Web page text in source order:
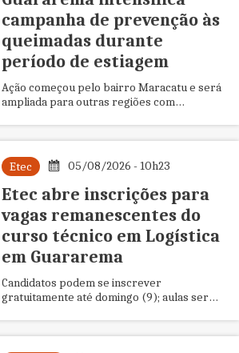
campanha de prevenção às
queimadas durante
período de estiagem
Ação começou pelo bairro Maracatu e será
ampliada para outras regiões com
Etec 05/08/2026 - 10h23
Etec abre inscrições para
vagas remanescentes do
curso técnico em Logística
em Guararema
Candidatos podem se inscrever
gratuitamente até domingo (9); aulas serão